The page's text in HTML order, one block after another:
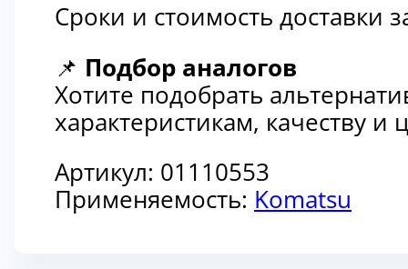
Сроки и стоимость доставки
📌 Подбор аналогов
Хотите подобрать
характеристикам, качеству
Артикул: 01110553
Применяемость: Komatsu